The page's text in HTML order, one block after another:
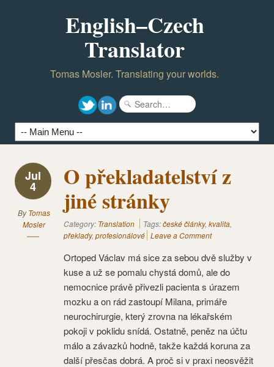
English–Czech
Translator
Tomas Mosler. Translating your worlds.
Jul
4
ByTomas
Mosler
O překladatelství z
jiné stránky
Category: Translation Tags:české články, kvalita,
překlady, profesionálové Leave a Comment
Ortoped Václav má sice za sebou dvě služby v
kuse a už se pomalu chystá domů, ale do
nemocnice právě přivezli pacienta s úrazem
mozku a on rád zastoupí Milana, primáře
neurochirurgie, který zrovna na lékařském
pokoji v poklidu snídá. Ostatně, peněz na účtu
málo a závazků hodně, takže každá koruna za
další přesčas dobrá. A proč si v praxi neosvěžit